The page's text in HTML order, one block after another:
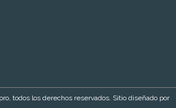
todos los derechos reservados. Sitio diseñado por